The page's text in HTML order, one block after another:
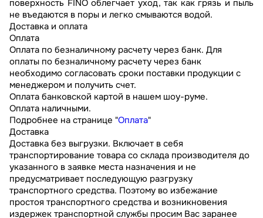
поверхность FINO облегчает уход, так как грязь и пыль
не въедаются в поры и легко смываются водой.
Доставка и оплата
Оплата
Оплата по безналичному расчету через банк. Для
оплаты по безналичному расчету через банк
необходимо согласовать сроки поставки продукции с
менеджером и получить счет.
Оплата банковской картой в нашем шоу-руме.
Оплата наличными.
Подробнее на странице "Оплата"
Доставка
Доставка без выгрузки. Включает в себя
транспортирование товара со склада производителя до
указанного в заявке места назначения и не
предусматривает последующую разгрузку
транспортного средства. Поэтому во избежание
простоя транспортного средства и возникновения
издержек транспортной службы просим Вас заранее